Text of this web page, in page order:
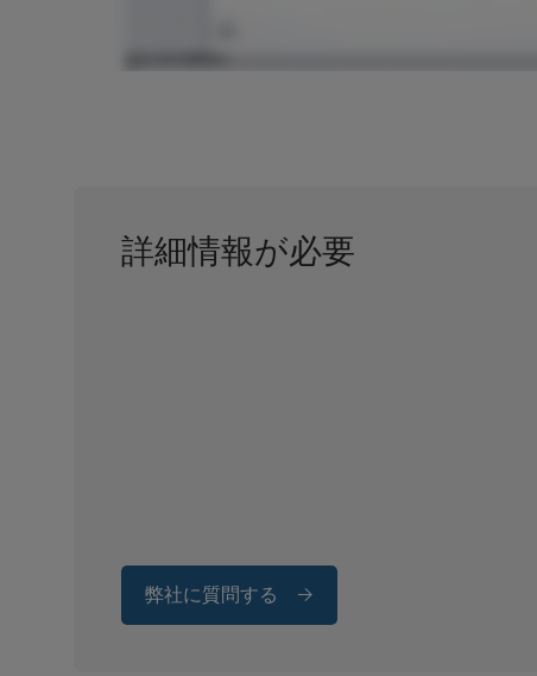
詳細情報が必要
弊社に質問する